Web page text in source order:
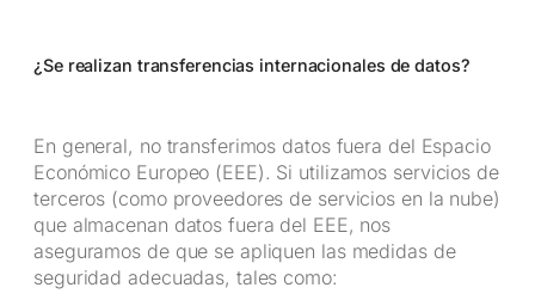
¿Se realizan transferencias internacionales de datos?
En general, no transferimos datos fuera del Espacio
Económico Europeo (EEE). Si utilizamos servicios de
terceros (como proveedores de servicios en la nube)
que almacenan datos fuera del EEE, nos
aseguramos de que se apliquen las medidas de
seguridad adecuadas, tales como: